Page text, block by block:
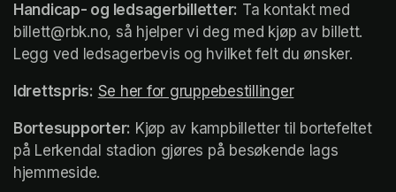
Handicap- og ledsagerbilletter: Ta kontakt med
billett@rbk.no, så hjelper vi deg med kjøp av billett.
Legg ved ledsagerbevis og hvilket felt du ønsker.
Idrettspris: Se her for gruppebestillinger(opens in a
Bortesupporter: Kjøp av kampbilletter til bortefeltet
på Lerkendal stadion gjøres på besøkende lags
hjemmeside.